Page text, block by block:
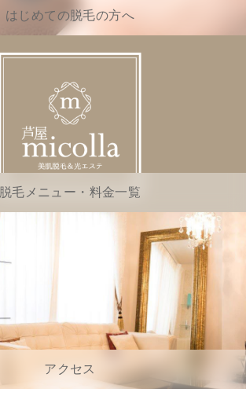
はじめての脱毛の方へ
脱毛メニュー・料金一覧
アクセス